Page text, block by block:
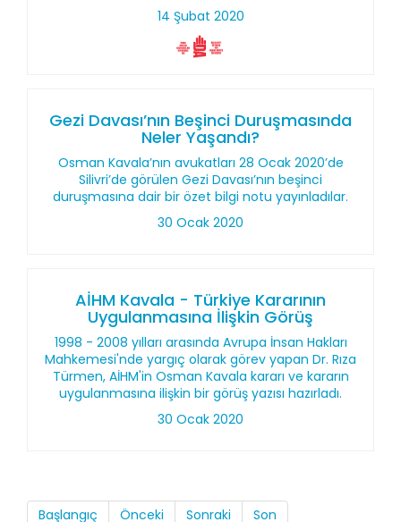
14 Şubat 2020
Gezi Davası’nın Beşinci Duruşmasında
Neler Yaşandı?
Osman Kavala’nın avukatları 28 Ocak 2020’de
Silivri’de görülen Gezi Davası’nın beşinci
duruşmasına dair bir özet bilgi notu yayınladılar.
30 Ocak 2020
AİHM Kavala - Türkiye Kararının
Uygulanmasına İlişkin Görüş
1998 - 2008 yılları arasında Avrupa İnsan Hakları
Mahkemesi'nde yargıç olarak görev yapan Dr. Rıza
Türmen, AİHM'in Osman Kavala kararı ve kararın
uygulanmasına ilişkin bir görüş yazısı hazırladı.
30 Ocak 2020
Başlangıç Önceki Sonraki Son